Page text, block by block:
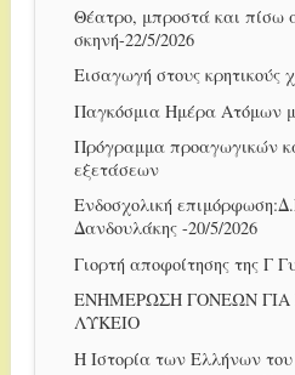
Θέατρο, μπροστά και πίσω
σκηνή-22/5/2026
Εισαγωγή στους κρητικούς
Παγκόσμια Ημέρα Ατόμων
Πρόγραμμα προαγωγικών
εξετάσεων
Ενδοσχολική
Δανδουλάκης -20/5/2026
Γιορτή αποφοίτησης της Γ
ENHMEΡΩΣΗ ΓΟΝΕΩΝ
ΛΥΚΕΙΟ
Η Ιστορία των Ελλήνων